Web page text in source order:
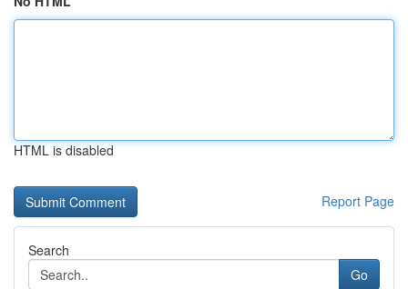
HTML is disabled
Report Page
Search
Go